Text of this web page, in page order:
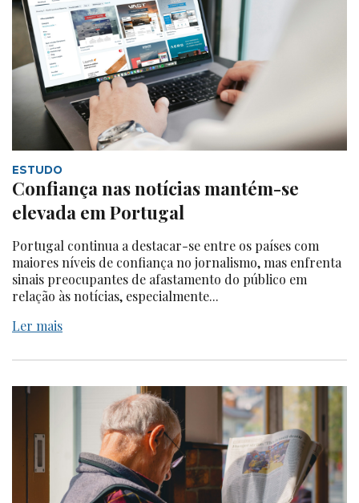
ESTUDO
Confiança nas notícias mantém-se
elevada em Portugal
Portugal continua a destacar-se entre os países com
maiores níveis de confiança no jornalismo, mas enfrenta
sinais preocupantes de afastamento do público em
relação às notícias, especialmente...
Ler mais